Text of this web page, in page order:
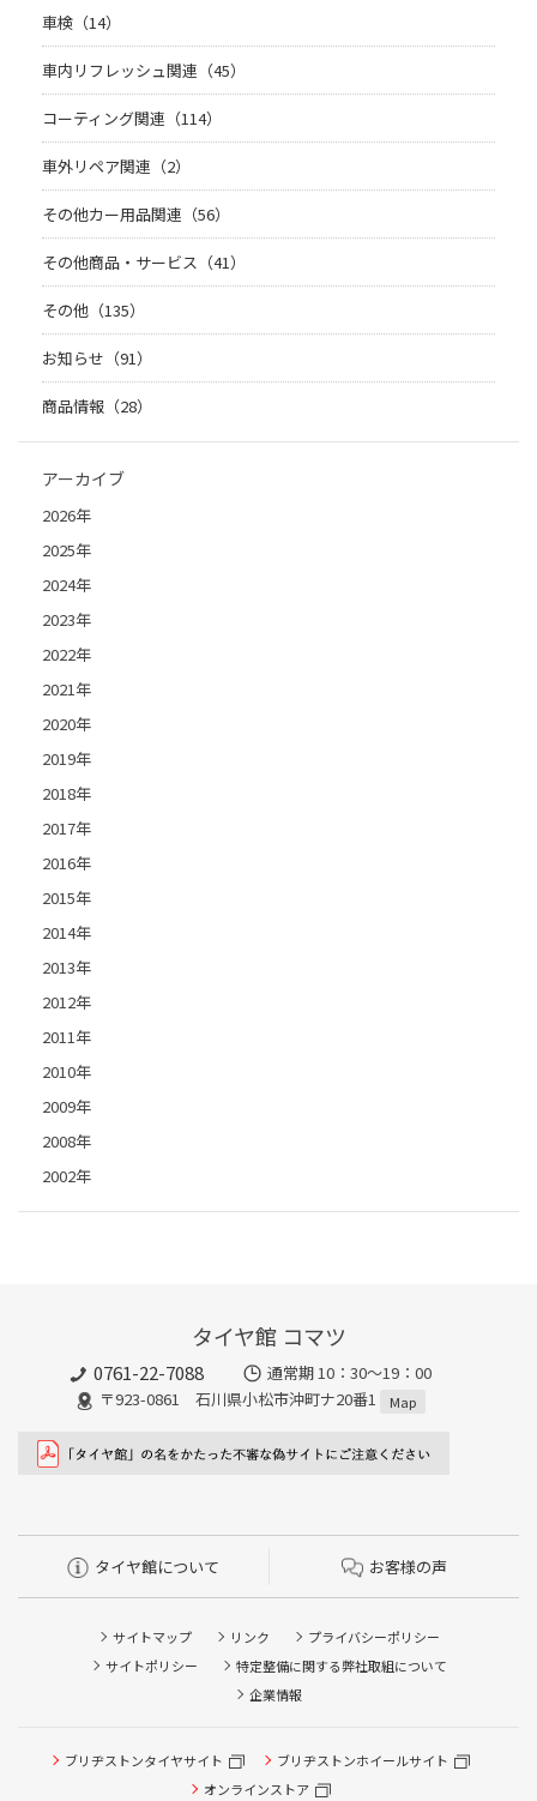
車検（14）
車内リフレッシュ関連（45）
コーティング関連（114）
車外リペア関連（2）
その他カー用品関連（56）
その他商品・サービス（41）
その他（135）
お知らせ（91）
商品情報（28）
アーカイブ
2026年
2025年
2024年
2023年
2022年
2021年
2020年
2019年
2018年
2017年
2016年
2015年
2014年
2013年
2012年
2011年
2010年
2009年
2008年
2002年
タイヤ館 コマツ
0761-22-7088
通常期 10：30～19：00
〒923-0861 石川県小松市沖町ナ20番1
Map
タイヤ館について お客様の声
サイトマップ リンク
プライバシーポリシー
サイトポリシー
特定整備に関する弊社取組について
企業情報
ブリヂストンタイヤサイト
ブリヂストンホイールサイト
オンラインストア
タイヤ点検・安全点検/タイヤ履き替え/オイル交換/その他
ピット作業の予約